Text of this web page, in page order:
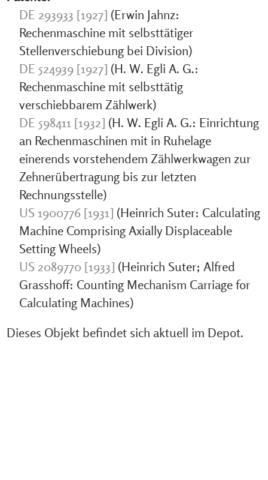
DE 293933 [1927] (Erwin Jahnz:
Rechenmaschine mit selbsttätiger
Stellenverschiebung bei Division)
DE 524939 [1927] (H. W. Egli A. G.:
Rechenmaschine mit selbsttätig
verschiebbarem Zählwerk)
DE 598411 [1932] (H. W. Egli A. G.: Einrichtung
an Rechenmaschinen mit in Ruhelage
einerends vorstehendem Zählwerkwagen zur
Zehnerübertragung bis zur letzten
Rechnungsstelle)
US 1900776 [1931] (Heinrich Suter: Calculating
Machine Comprising Axially Displaceable
Setting Wheels)
US 2089770 [1933] (Heinrich Suter; Alfred
Grasshoff: Counting Mechanism Carriage for
Calculating Machines)
Dieses Objekt befindet sich aktuell im Depot.